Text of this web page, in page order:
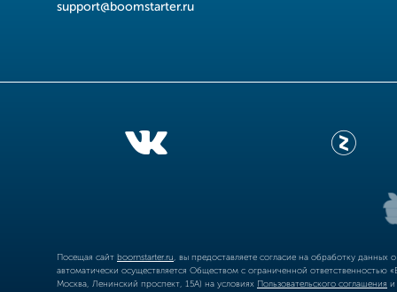
support@boomstarter.ru
Посещая сайт boomstarter.ru , вы предоставляете согласие на обработку
автоматически осуществляется Обществом с ограниченной
Москва, Ленинский проспект, 15А) на условиях Пользовательского соглашения и